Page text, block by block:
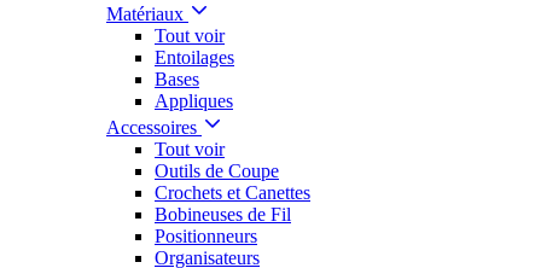
Matériaux
Tout voir
Entoilages
Bases
Appliques
Accessoires
Tout voir
Outils de Coupe
Crochets et Canettes
Bobineuses de Fil
Positionneurs
Organisateurs